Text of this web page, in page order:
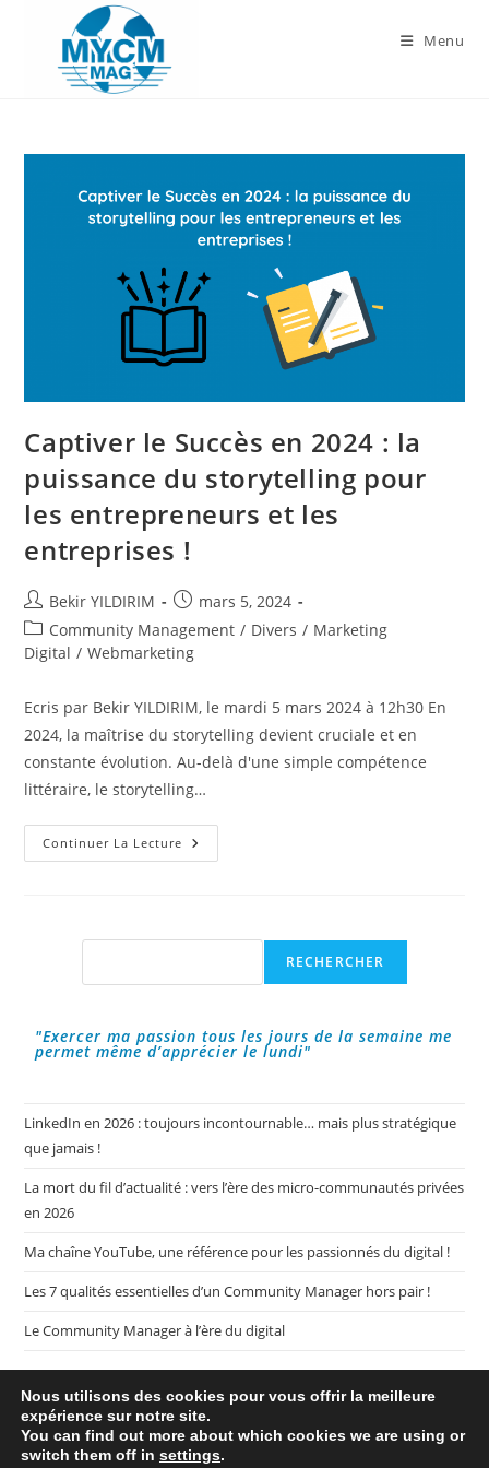
Menu
Captiver le Succès en 2024 : la
puissance du storytelling pour
les entrepreneurs et les
entreprises !
Auteur/autrice
de
la
publication :
Bekir YILDIRIM
Publication
publiée :
mars 5, 2024
Post
category:
Community Management / Divers / Marketing
Digital / Webmarketing
Ecris par Bekir YILDIRIM, le mardi 5 mars 2024 à 12h30 En
2024, la maîtrise du storytelling devient cruciale et en
constante évolution. Au-delà d'une simple compétence
littéraire, le storytelling…
Continuer La Lecture Captiver
Le
Storytelling
Entrepreneurs
Et
Les
RECHERCHER
"Exercer ma passion tous les jours de la semaine me
permet même d’apprécier le lundi"
LinkedIn en 2026 : toujours incontournable… mais plus stratégique
que jamais !
La mort du fil d’actualité : vers l’ère des micro-communautés privées
en 2026
Ma chaîne YouTube, une référence pour les passionnés du digital !
Les 7 qualités essentielles d’un Community Manager hors pair !
Le Community Manager à l’ère du digital
Nous utilisons des cookies pour vous offrir la meilleure
expérience sur notre site.
You can find out more about which cookies we are using or
switch them off in settings.